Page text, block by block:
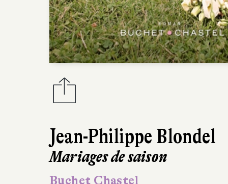
Jean-Philippe Blondel
Mariages de saison
Buchet Chastel